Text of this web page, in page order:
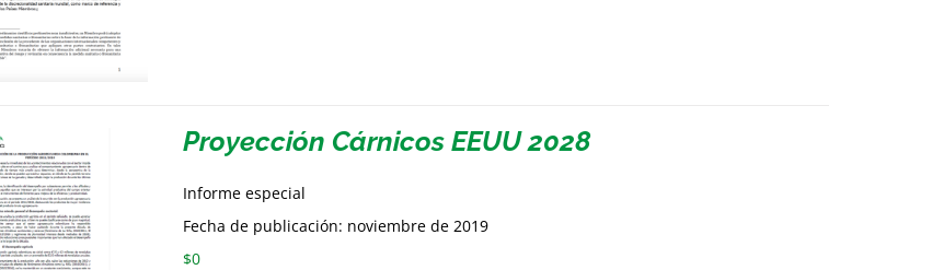
Proyección Cárnicos EEUU 2028
Informe especial
Fecha de publicación: noviembre de 2019
$0